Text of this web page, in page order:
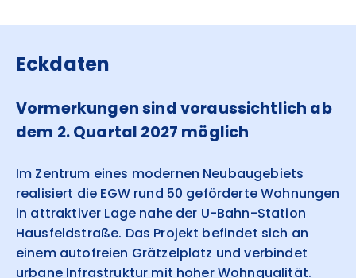
Eckdaten
Vormerkungen sind voraussichtlich ab
dem 2. Quartal 2027 möglich
Im Zentrum eines modernen Neubaugebiets
realisiert die EGW rund 50 geförderte Wohnungen
in attraktiver Lage nahe der U-Bahn-Station
Hausfeldstraße. Das Projekt befindet sich an
einem autofreien Grätzelplatz und verbindet
urbane Infrastruktur mit hoher Wohnqualität.